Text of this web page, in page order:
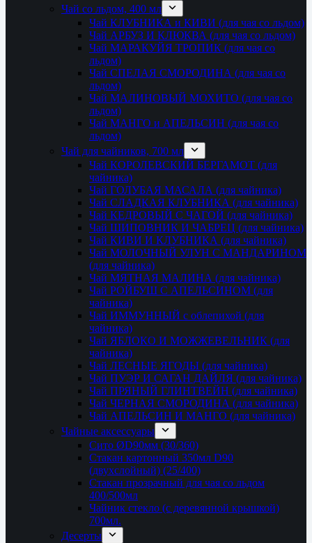
Чай со льдом, 400 мл
Чай КЛУБНИКА и КИВИ (для чая со льдом)
Чай АРБУЗ И КЛЮКВА (для чая со льдом)
Чай МАРАКУЙЯ ТРОПИК (для чая со
льдом)
Чай СПЕЛАЯ СМОРОДИНА (для чая со
льдом)
Чай МАЛИНОВЫЙ МОХИТО (для чая со
льдом)
Чай МАНГО и АПЕЛЬСИН (для чая со
льдом)
Чай для чайников, 700 мл
Чай КОРОЛЕВСКИЙ БЕРГАМОТ (для
чайника)
Чай ГОЛУБАЯ МАСАЛА (для чайника)
Чай СЛАДКАЯ КЛУБНИКА (для чайника)
Чай КЕДРОВЫЙ С ЧАГОЙ (для чайника)
Чай ШИПОВНИК И ЧАБРЕЦ (для чайника)
Чай КИВИ И КЛУБНИКА (для чайника)
Чай МОЛОЧНЫЙ УЛУН С МАНДАРИНОМ
(для чайника)
Чай МЯТНАЯ МАЛИНА (для чайника)
Чай РОЙБУШ С АПЕЛЬСИНОМ (для
чайника)
Чай ИММУННЫЙ с облепихой (для
чайника)
Чай ЯБЛОКО И МОЖЖЕВЕЛЬНИК (для
чайника)
Чай ЛЕСНЫЕ ЯГОДЫ (для чайника)
Чай ПУЭР И САГАН ДАЙЛЯ (для чайника)
Чай ПРЯНЫЙ ГЛИНТВЕЙН (для чайника)
Чай ЧЕРНАЯ СМОРОДИНА (для чайника)
Чай АПЕЛЬСИН И МАНГО (для чайника)
Чайные аксессуары
Сито ØD90мм (30/360)
Стакан картонный 350мл D90
(двухслойный) (25/400)
Стакан прозрачный для чая со льдом
400/500мл
Чайник стекло (с деревянной крышкой)
700мл.
Десерты